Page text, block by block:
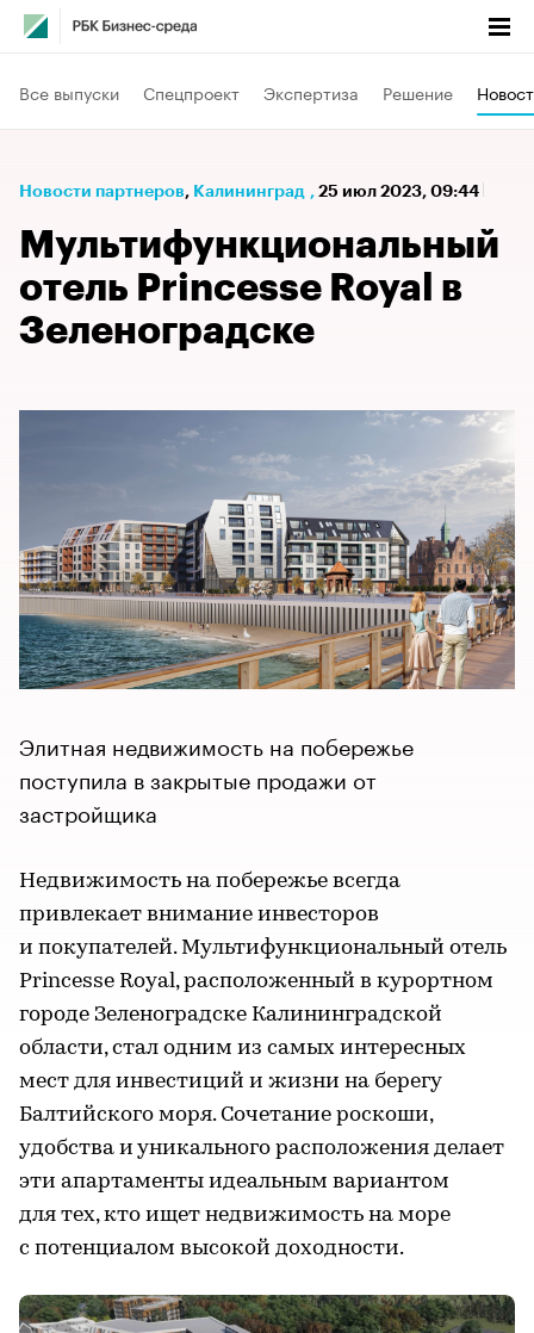
Все выпуски Спецпроект Экспертиза Решение
Новости партнеров⁠, Калининград , 25 июл 2023, 09:44
Мультифункциональный
отель Princesse Royal в
Зеленоградске
Элитная недвижимость на побережье
поступила в закрытые продажи от
застройщика
Недвижимость на побережье всегда
привлекает внимание инвесторов
и покупателей. Мультифункциональный отель
Princesse Royal, расположенный в курортном
городе Зеленоградске Калининградской
области, стал одним из самых интересных
мест для инвестиций и жизни на берегу
Балтийского моря. Сочетание роскоши,
удобства и уникального расположения делает
эти апартаменты идеальным вариантом
для тех, кто ищет недвижимость на море
с потенциалом высокой доходности.